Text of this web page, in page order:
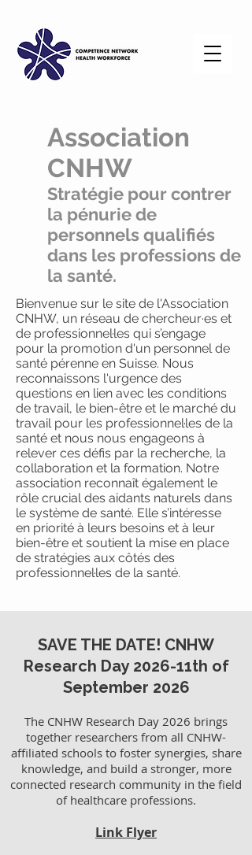
Association
CNHW
Stratégie pour contrer
la pénurie de
personnels qualifiés
dans les professions de
la santé.
Bienvenue sur le site de l'Association
CNHW, un réseau de chercheur·es et
de professionnel·les qui s’engage
pour la promotion d'un personnel de
santé pérenne en Suisse. Nous
reconnaissons l'urgence des
questions en lien avec les conditions
de travail, le bien-être et le marché du
travail pour les professionnel·les de la
santé et nous nous engageons à
relever ces défis par la recherche, la
collaboration et la formation. Notre
association reconnaît également le
rôle crucial des aidants naturels dans
le système de santé. Elle s’intéresse
en priorité à leurs besoins et à leur
bien-être et soutient la mise en place
de stratégies aux côtés des
professionnel·les de la santé.
SAVE THE DATE! CNHW
Research Day 2026-11th of
September 2026​
The CNHW Research Day 2026 brings
together researchers from all CNHW-
affiliated schools to foster synergies, share
knowledge, and build a stronger, more
connected research community in the field
of healthcare professions.​
Link Flyer